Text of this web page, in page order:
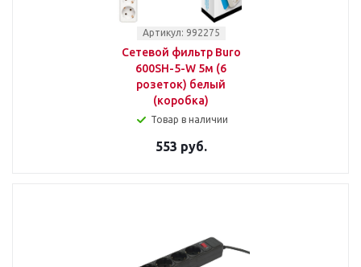
Артикул: 992275
Сетевой фильтр Buro
600SH-5-W 5м (6
розеток) белый
(коробка)
Товар в наличии
553 руб.